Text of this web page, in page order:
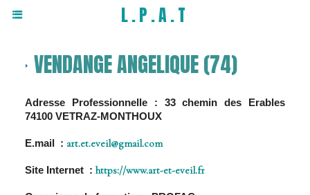
L.P.A.T
VENDANGE ANGELIQUE (74)
Adresse Professionnelle : 33 chemin des Erables
74100 VETRAZ-MONTHOUX
E.mail : art.et.eveil@gmail.com
Site Internet :https://www.art-et-eveil.fr